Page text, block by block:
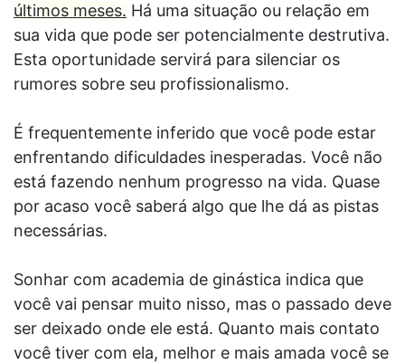
últimos meses. Há uma situação ou relação em
sua vida que pode ser potencialmente destrutiva.
Esta oportunidade servirá para silenciar os
rumores sobre seu profissionalismo.
É frequentemente inferido que você pode estar
enfrentando dificuldades inesperadas. Você não
está fazendo nenhum progresso na vida. Quase
por acaso você saberá algo que lhe dá as pistas
necessárias.
Sonhar com academia de ginástica indica que
você vai pensar muito nisso, mas o passado deve
ser deixado onde ele está. Quanto mais contato
você tiver com ela, melhor e mais amada você se